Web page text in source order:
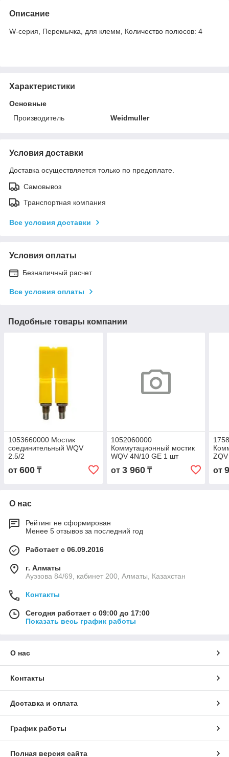
Описание
W-серия, Перемычка, для клемм, Количество полюсов: 4
Характеристики
Основные
Производитель
Weidmuller
Условия доставки
Доставка осуществляется только по предоплате.
Самовывоз
Транспортная компания
Все условия доставки
Условия оплаты
Безналичный расчет
Все условия оплаты
Подобные товары компании
1053660000 Мостик
соединительный WQV
2.5/2
от 600 ₸
1052060000
Коммутационный мостик
WQV 4N/10 GE 1 шт
от 3 960₸ от
О нас
Рейтинг не сформирован
Менее 5 отзывов за последний год
Работает с 06.09.2016
г. Алматы
Ауэзова 84/69, кабинет 200, Алматы, Казахстан
Контакты
Сегодня работает с 09:00 до 17:00
Показать весь график работы
О нас
Контакты
Доставка и оплата
График работы
Полная версия сайта